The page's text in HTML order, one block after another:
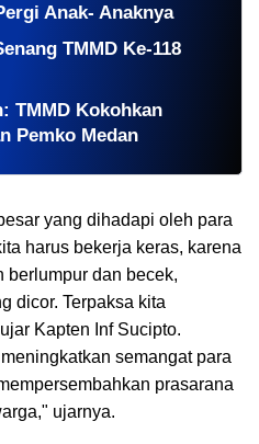
Anak- Anaknya
TMMD Ke-118
TMMD Kokohkan
Pemko Medan
yang dihadapi oleh para
harus bekerja keras, karena
berlumpur dan becek,
dicor. Terpaksa kita
Kapten Inf Sucipto.
semangat para
prasarana
ujarnya.